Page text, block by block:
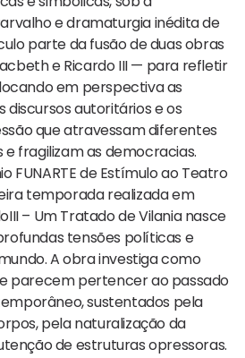
e dramaturgia inédita de
parte da fusão de duas obras
e Ricardo III — para refletir
em perspectiva as
discursos autoritários e os
que atravessam diferentes
fragilizam as democracias.
FUNARTE de Estímulo ao Teatro
temporada realizada em
– Um Tratado de Vilania nasce
tensões políticas e
A obra investiga como
parecem pertencer ao passado
sustentados pela
pela naturalização da
de estruturas opressoras.